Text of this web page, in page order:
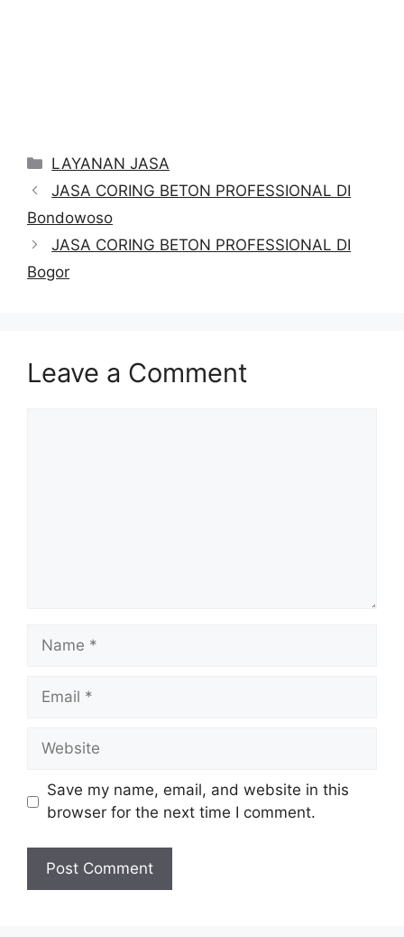
Categories
LAYANAN JASA
JASA CORING BETON PROFESSIONAL DI
Bondowoso
JASA CORING BETON PROFESSIONAL DI
Bogor
Leave a Comment
Name
Email
Website
Save my name, email, and website in this
browser for the next time I comment.